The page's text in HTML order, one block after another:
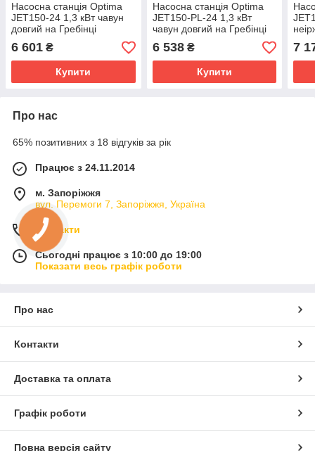
Насосна станція Optima
JET150-24 1,3 кВт чавун
довгий на Гребінці
6 601 ₴
Купити
Насосна станція Optima
JET150-PL-24 1,3 кВт
чавун довгий на Гребінці
6 538₴
Купити
7
Про нас
65% позитивних з 18 відгуків за рік
Працює з 24.11.2014
м. Запоріжжя
вул. Перемоги 7, Запоріжжя, Україна
Контакти
Сьогодні працює з 10:00 до 19:00
Показати весь графік роботи
Про нас
Контакти
Доставка та оплата
Графік роботи
Повна версія сайту